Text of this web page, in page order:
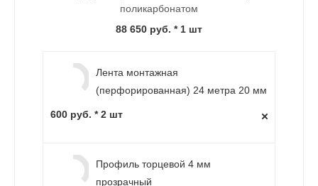
поликарбонатом
88 650 руб. * 1 шт
Лента монтажная
(перфорированная) 24 метра 20 мм
600 руб. * 2 шт
Профиль торцевой 4 мм
прозрачный